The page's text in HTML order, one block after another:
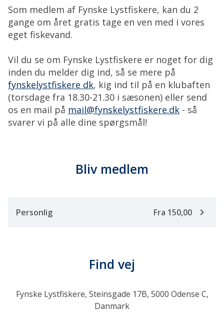
Som medlem af Fynske Lystfiskere, kan du 2
gange om året gratis tage en ven med i vores
eget fiskevand.
Vil du se om Fynske Lystfiskere er noget for dig
inden du melder dig ind, så se mere på
fynskelystfiskere dk, kig ind til på en klubaften
(torsdage fra 18.30-21.30 i sæsonen) eller send
os en mail på mail@fynskelystfiskere.dk - så
svarer vi på alle dine spørgsmål!
Bliv medlem
Personlig Fra 150,00 keyboard_arrow_right
Find vej
Fynske Lystfiskere, Steinsgade 17B, 5000 Odense C,
Danmark